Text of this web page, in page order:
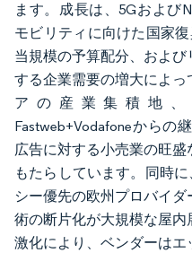
ます。成長は、5Gおよび
モビリティに向けた国家
当規模の予算配分、およ
する企業需要の増大によっ
アの産業集積地、
Fastweb+Vodafoneからの
広告に対する小売業の旺
もたらしています。同時
シー優先の欧州プロバイ
術の断片化が大規模な屋
激化により、ベンダーは